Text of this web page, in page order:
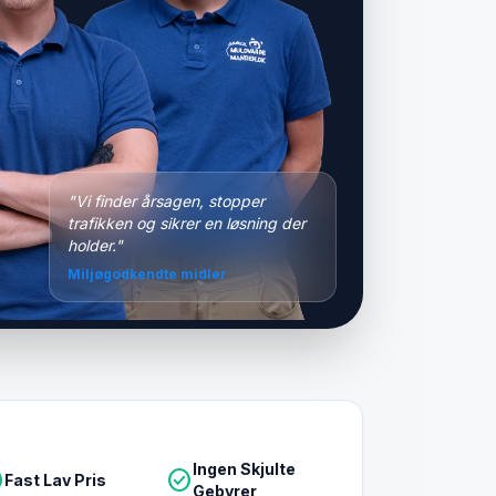
"Vi finder årsagen, stopper
trafikken og sikrer en løsning der
holder."
Miljøgodkendte midler
Fast Lav Pris check_circleIngen Skjulte
Gebyrer